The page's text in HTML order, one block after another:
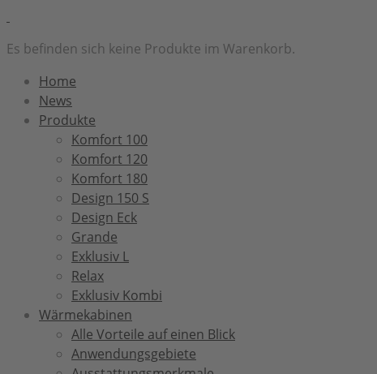
Es befinden sich keine Produkte im Warenkorb.
Home
News
Produkte
Komfort 100
Komfort 120
Komfort 180
Design 150 S
Design Eck
Grande
Exklusiv L
Relax
Exklusiv Kombi
Wärmekabinen
Alle Vorteile auf einen Blick
Anwendungsgebiete